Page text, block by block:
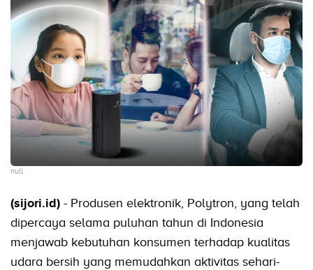
null
(sijori.id) - Produsen elektronik, Polytron, yang telah
dipercaya selama puluhan tahun di Indonesia
menjawab kebutuhan konsumen terhadap kualitas
udara bersih yang memudahkan aktivitas sehari-